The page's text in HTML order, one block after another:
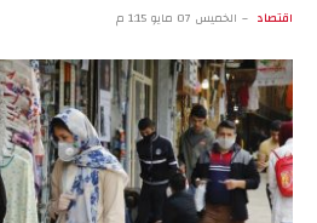
اقتصاد الخميس 07 مايو 1:15 م